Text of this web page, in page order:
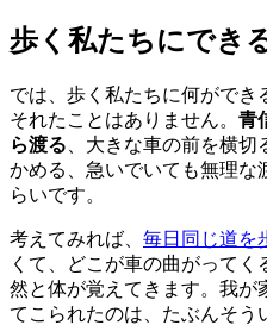
歩く私たちにでき
では、歩く私たちに何ができ
それたことはありません。 青
ら渡る 、大きな車の前を横
かめる、急いでいても無理な
らいです。
考えてみれば、 毎日同じ道を
くて、どこが車の曲がって
然と体が覚えてきます。我が
てこられたのは、たぶんそう